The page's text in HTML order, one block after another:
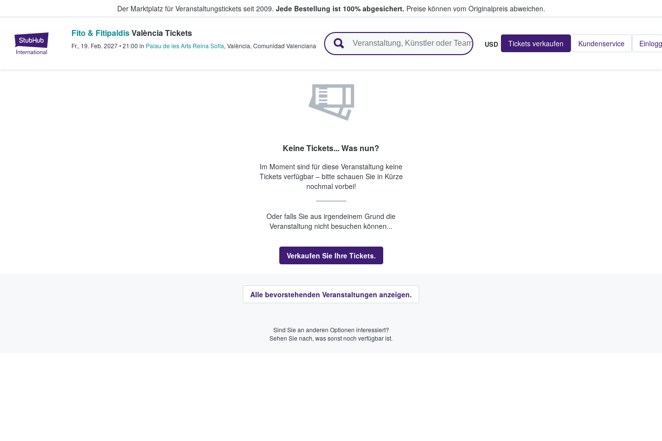
Der Marktplatz für Veranstaltungstickets seit 2009. Jede Bestellung ist 100% abgesichert. Preise können vom Originalpreis abweichen.
StubHub - Wo Fans Tickets kaufen & verkaufen
Fito & FitipaldisValència Tickets
Fr., 19. Feb. 2027•21:00 in Palau de les Arts Reina Sofía, València, Comunidad Valenciana USD Tickets verkaufen Kundenservice
Keine Tickets... Was nun?
Im Moment sind für diese Veranstaltung keine
Tickets verfügbar – bitte schauen Sie in Kürze
nochmal vorbei!
Oder falls Sie aus irgendeinem Grund die
Veranstaltung nicht besuchen können...
Verkaufen Sie Ihre Tickets.
Alle bevorstehenden Veranstaltungen anzeigen.
Sind Sie an anderen Optionen interessiert?
Sehen Sie nach, was sonst noch verfügbar ist.